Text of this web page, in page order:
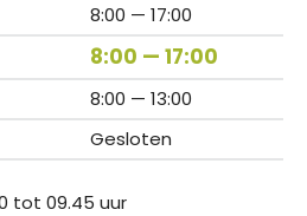
8:00 — 17:00
8:00 — 17:00
8:00 — 13:00
Gesloten
tot 09.45 uur